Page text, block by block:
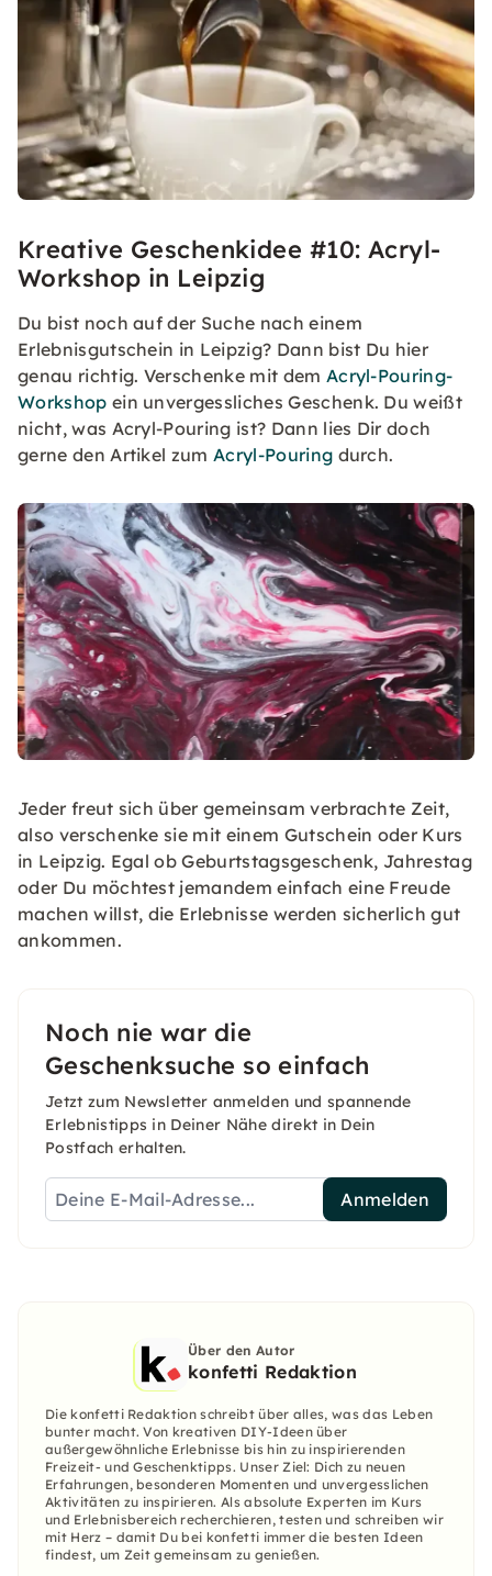
Kreative Geschenkidee #10: Acryl-
Workshop in Leipzig
Du bist noch auf der Suche nach einem
Erlebnisgutschein in Leipzig? Dann bist Du hier
genau richtig. Verschenke mit dem Acryl-Pouring-
Workshop ein unvergessliches Geschenk. Du weißt
nicht, was Acryl-Pouring ist? Dann lies Dir doch
gerne den Artikel zum Acryl-Pouring durch.
Jeder freut sich über gemeinsam verbrachte Zeit,
also verschenke sie mit einem Gutschein oder Kurs
in Leipzig. Egal ob Geburtstagsgeschenk, Jahrestag
oder Du möchtest jemandem einfach eine Freude
machen willst, die Erlebnisse werden sicherlich gut
ankommen.
Noch nie war die
Geschenksuche so einfach
Jetzt zum Newsletter anmelden und spannende
Erlebnistipps in Deiner Nähe direkt in Dein
Postfach erhalten.
Anmelden
Über den Autor
konfetti Redaktion
Die konfetti Redaktion schreibt über alles, was das Leben
bunter macht. Von kreativen DIY-Ideen über
außergewöhnliche Erlebnisse bis hin zu inspirierenden
Freizeit- und Geschenktipps. Unser Ziel: Dich zu neuen
Erfahrungen, besonderen Momenten und unvergesslichen
Aktivitäten zu inspirieren. Als absolute Experten im Kurs
und Erlebnisbereich recherchieren, testen und schreiben wir
mit Herz – damit Du bei konfetti immer die besten Ideen
findest, um Zeit gemeinsam zu genießen.